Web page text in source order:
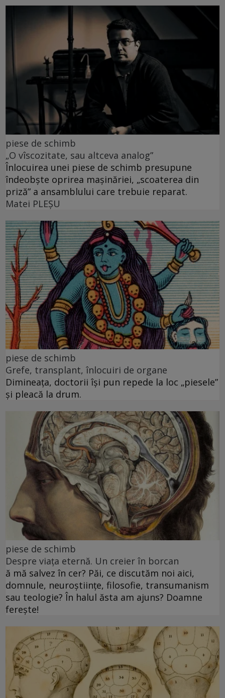
piese de schimb
„O vîscozitate, sau altceva analog”
Înlocuirea unei piese de schimb presupune
îndeobște oprirea mașinăriei, „scoaterea din
priză” a ansamblului care trebuie reparat.
Matei PLEŞU
piese de schimb
Grefe, transplant, înlocuiri de organe
Dimineața, doctorii își pun repede la loc „piesele”
și pleacă la drum.
piese de schimb
Despre viața eternă. Un creier în borcan
ă mă salvez în cer? Păi, ce discutăm noi aici,
domnule, neuroștiințe, filosofie, transumanism
sau teologie? În halul ăsta am ajuns? Doamne
ferește!